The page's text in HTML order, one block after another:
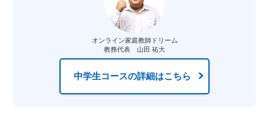
オンライン家庭教師ドリーム
教務代表 山田 祐大
中学生コースの詳細はこちら